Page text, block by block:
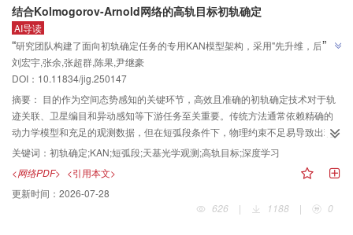
的编目定轨精度。结果在天基平台轨道误差1 km、光学成像观测2″测量噪声水
平、光压10%模型误差的仿真条件下，2DRO与2NRHO地月空间导航星座对
DRO目标单站定轨精度为1～7 km，双站3天内每天观测3 h，定轨精度约1
km，预报1天轨道精度优于1.3 km；对于NRHO目标，单站观测3天定轨精度为
1～3 km，双站每天观测3 h、6 h以及连续协同观测定轨精度分别优于1.2 km、
1.1 km和1.0 km，这3种观测条件下预报1天轨道均方根误差（root mean
square error， RMSE）分别优于3.0 km、2.5 km和1.9 km。结果表明，在天基
测站误差1 km和3天定轨弧长的条件下，双站观测精度较单站观测有显著提高，
双站每天观测3 h，针对DRO和NRHO目标的定轨精度均优于1.2 km，DRO轨
最高，优于1.9 km。结论本文采用完备的三体动力学模型，通过对典型地月空
间目标光学定轨的多种场景仿真，发现双站每天3 h观测的编目定轨能力优于单
站每天连续观测的定轨精度。这一结论对地月空间编目定轨观测效率和观测体
结合Kolmogorov-Arnold网络的高轨目标初轨确定
AI导读
“研究团队构建了面向初轨确定任务的专用KAN模型架构，采用"先升维，后降
维"的策略增强物理特征提取能力，并设计了融合运动状态约束的损失函数，为
解决天基光学观测高轨目标短弧初轨确定问题提供解决方案。
”
刘宏宇,张余,张超群,陈果,尹继豪
DOI： 10.11834/jig.250147
摘要： 目的作为空间态势感知的关键环节，高效且准确的初轨确定技术对于轨
迹关联、卫星编目和异动感知等下游任务至关重要。传统方法通常依赖精确的
动力学模型和充足的观测数据，但在短弧段条件下，物理约束不足易导致出现
平凡解或方法不收敛的问题。尽管深度学习方法在数据拟合方面表现优异，但
其对轨道动力学内在物理规律的建模能力仍存在不足。针对以上问题，提出一
种基于KAN（Kolmogorov-Arnold network）的天基光学观测高轨目标短弧初轨
确定模型，该模型兼具强大的物理规律捕捉能力和数学拟合能力，能够获得稳
定且高精度的定轨结果。方法首先，构建了面向初轨确定任务的专用KAN模型
关键词： 初轨确定;KAN;短弧段;天基光学观测;高轨目标;深度学习
<网络PDF> <引用本文>
更新时间： 2026-07-28
626
| 1188 | 0